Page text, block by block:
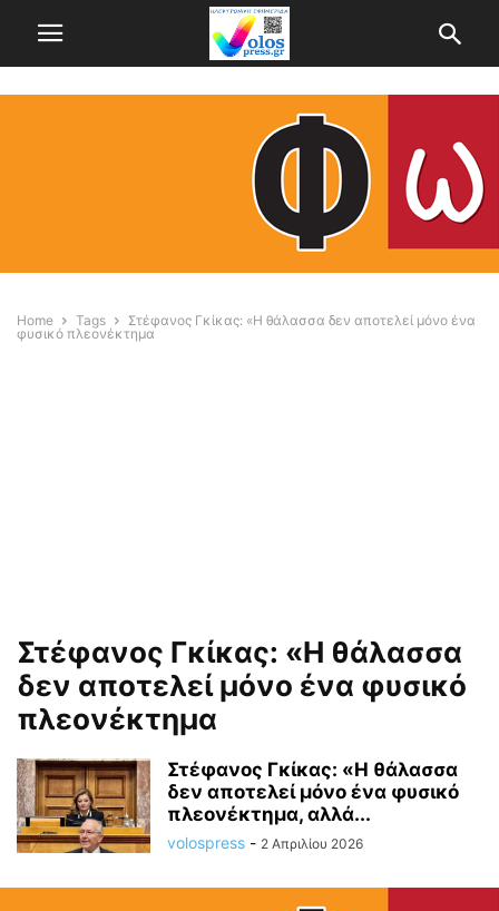
Home Tags
Στέφανος Γκίκας: «Η θάλασσα δεν αποτελεί μόνο ένα
φυσικό πλεονέκτημα
Στέφανος Γκίκας: «Η θάλασσα
δεν αποτελεί μόνο ένα φυσικό
πλεονέκτημα
Στέφανος Γκίκας: «Η θάλασσα
δεν αποτελεί μόνο ένα φυσικό
πλεονέκτημα, αλλά...
volospress - 2 Απριλίου 2026